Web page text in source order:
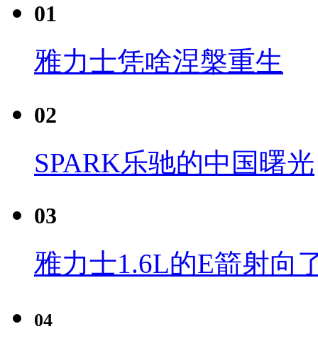
01
雅力士凭啥涅槃重生
02
SPARK乐驰的中国曙光
03
雅力士1.6L的E箭射向
04